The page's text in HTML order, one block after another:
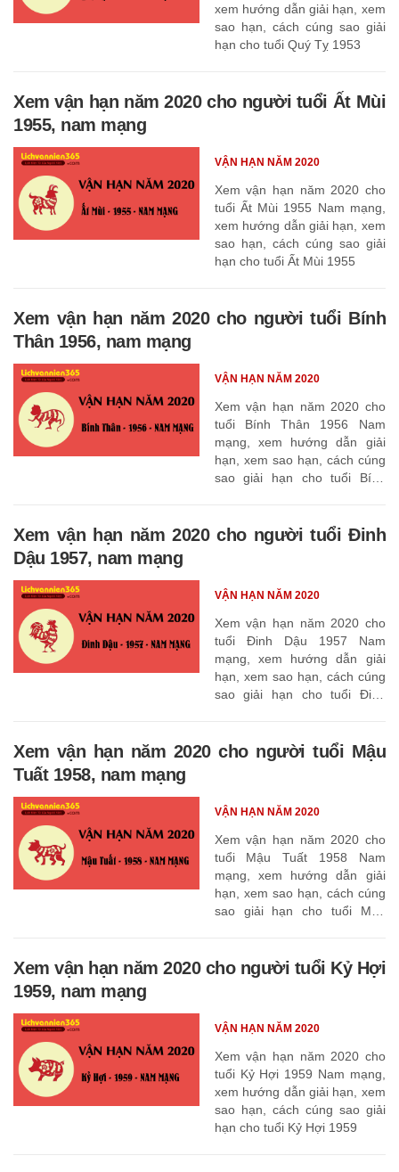
xem hướng dẫn giải hạn, xem
sao hạn, cách cúng sao giải
hạn cho tuổi Quý Tỵ 1953
Xem vận hạn năm 2020 cho người tuổi Ất Mùi
1955, nam mạng
Xem vận hạn năm 2020 cho
tuổi Ất Mùi 1955 Nam mạng,
xem hướng dẫn giải hạn, xem
sao hạn, cách cúng sao giải
hạn cho tuổi Ất Mùi 1955
VẬN HẠN NĂM 2020
Xem vận hạn năm 2020 cho người tuổi Bính
Thân 1956, nam mạng
Xem vận hạn năm 2020 cho
tuổi Bính Thân 1956 Nam
mạng, xem hướng dẫn giải
hạn, xem sao hạn, cách cúng
sao giải hạn cho tuổi Bính
VẬN HẠN NĂM 2020
Xem vận hạn năm 2020 cho người tuổi Đinh
Dậu 1957, nam mạng
Xem vận hạn năm 2020 cho
tuổi Đinh Dậu 1957 Nam
mạng, xem hướng dẫn giải
hạn, xem sao hạn, cách cúng
sao giải hạn cho tuổi Đinh
VẬN HẠN NĂM 2020
Xem vận hạn năm 2020 cho người tuổi Mậu
Tuất 1958, nam mạng
Xem vận hạn năm 2020 cho
tuổi Mậu Tuất 1958 Nam
mạng, xem hướng dẫn giải
hạn, xem sao hạn, cách cúng
sao giải hạn cho tuổi Mậu
VẬN HẠN NĂM 2020
Xem vận hạn năm 2020 cho người tuổi Kỷ Hợi
1959, nam mạng
Xem vận hạn năm 2020 cho
tuổi Kỷ Hợi 1959 Nam mạng,
xem hướng dẫn giải hạn, xem
sao hạn, cách cúng sao giải
hạn cho tuổi Kỷ Hợi 1959
VẬN HẠN NĂM 2020